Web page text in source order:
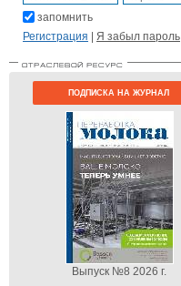
запомнить
Регистрация | Я забыл пароль
ПОДПИСКА НА ЖУРНАЛ
Выпуск №8 2026 г.